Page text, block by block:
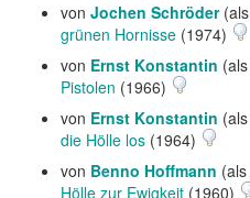
von Jochen Schröder(als
grünen Hornisse (1974)
von Ernst Konstantin (als
Pistolen (1966)
von Ernst Konstantin (als
die Hölle los (1964)
von Benno Hoffmann (als
Hölle zur Ewigkeit (1960)